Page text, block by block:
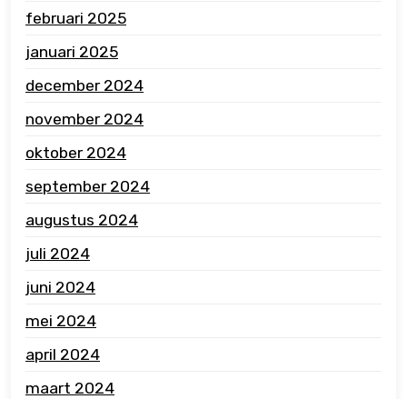
februari 2025
januari 2025
december 2024
november 2024
oktober 2024
september 2024
augustus 2024
juli 2024
juni 2024
mei 2024
april 2024
maart 2024